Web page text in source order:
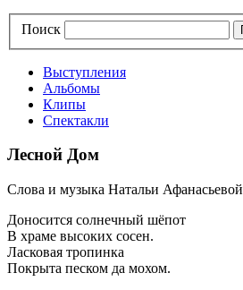
Поиск
Выступления
Альбомы
Клипы
Спектакли
Лесной Дом
Слова и музыка Натальи Афанасьевой
Доносится солнечный шёпот
В храме высоких сосен.
Ласковая тропинка
Покрыта песком да мохом.